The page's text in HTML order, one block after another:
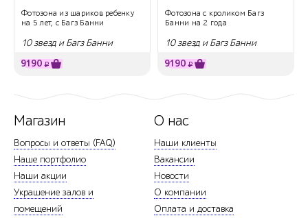
Фотозона из шариков ребенку
на 5 лет, с Багз Банни
10 звезд и Багз Банни
9190 ₽
Фотозона с кроликом Багз
Банни на 2 года
10 звезд и Багз Банни
9190 ₽
Магазин
Вопросы и ответы (FAQ)
Наше портфолио
Наши акции
Украшение залов и
помещений
О нас
Наши клиенты
Вакансии
Новости
О компании
Оплата и доставка